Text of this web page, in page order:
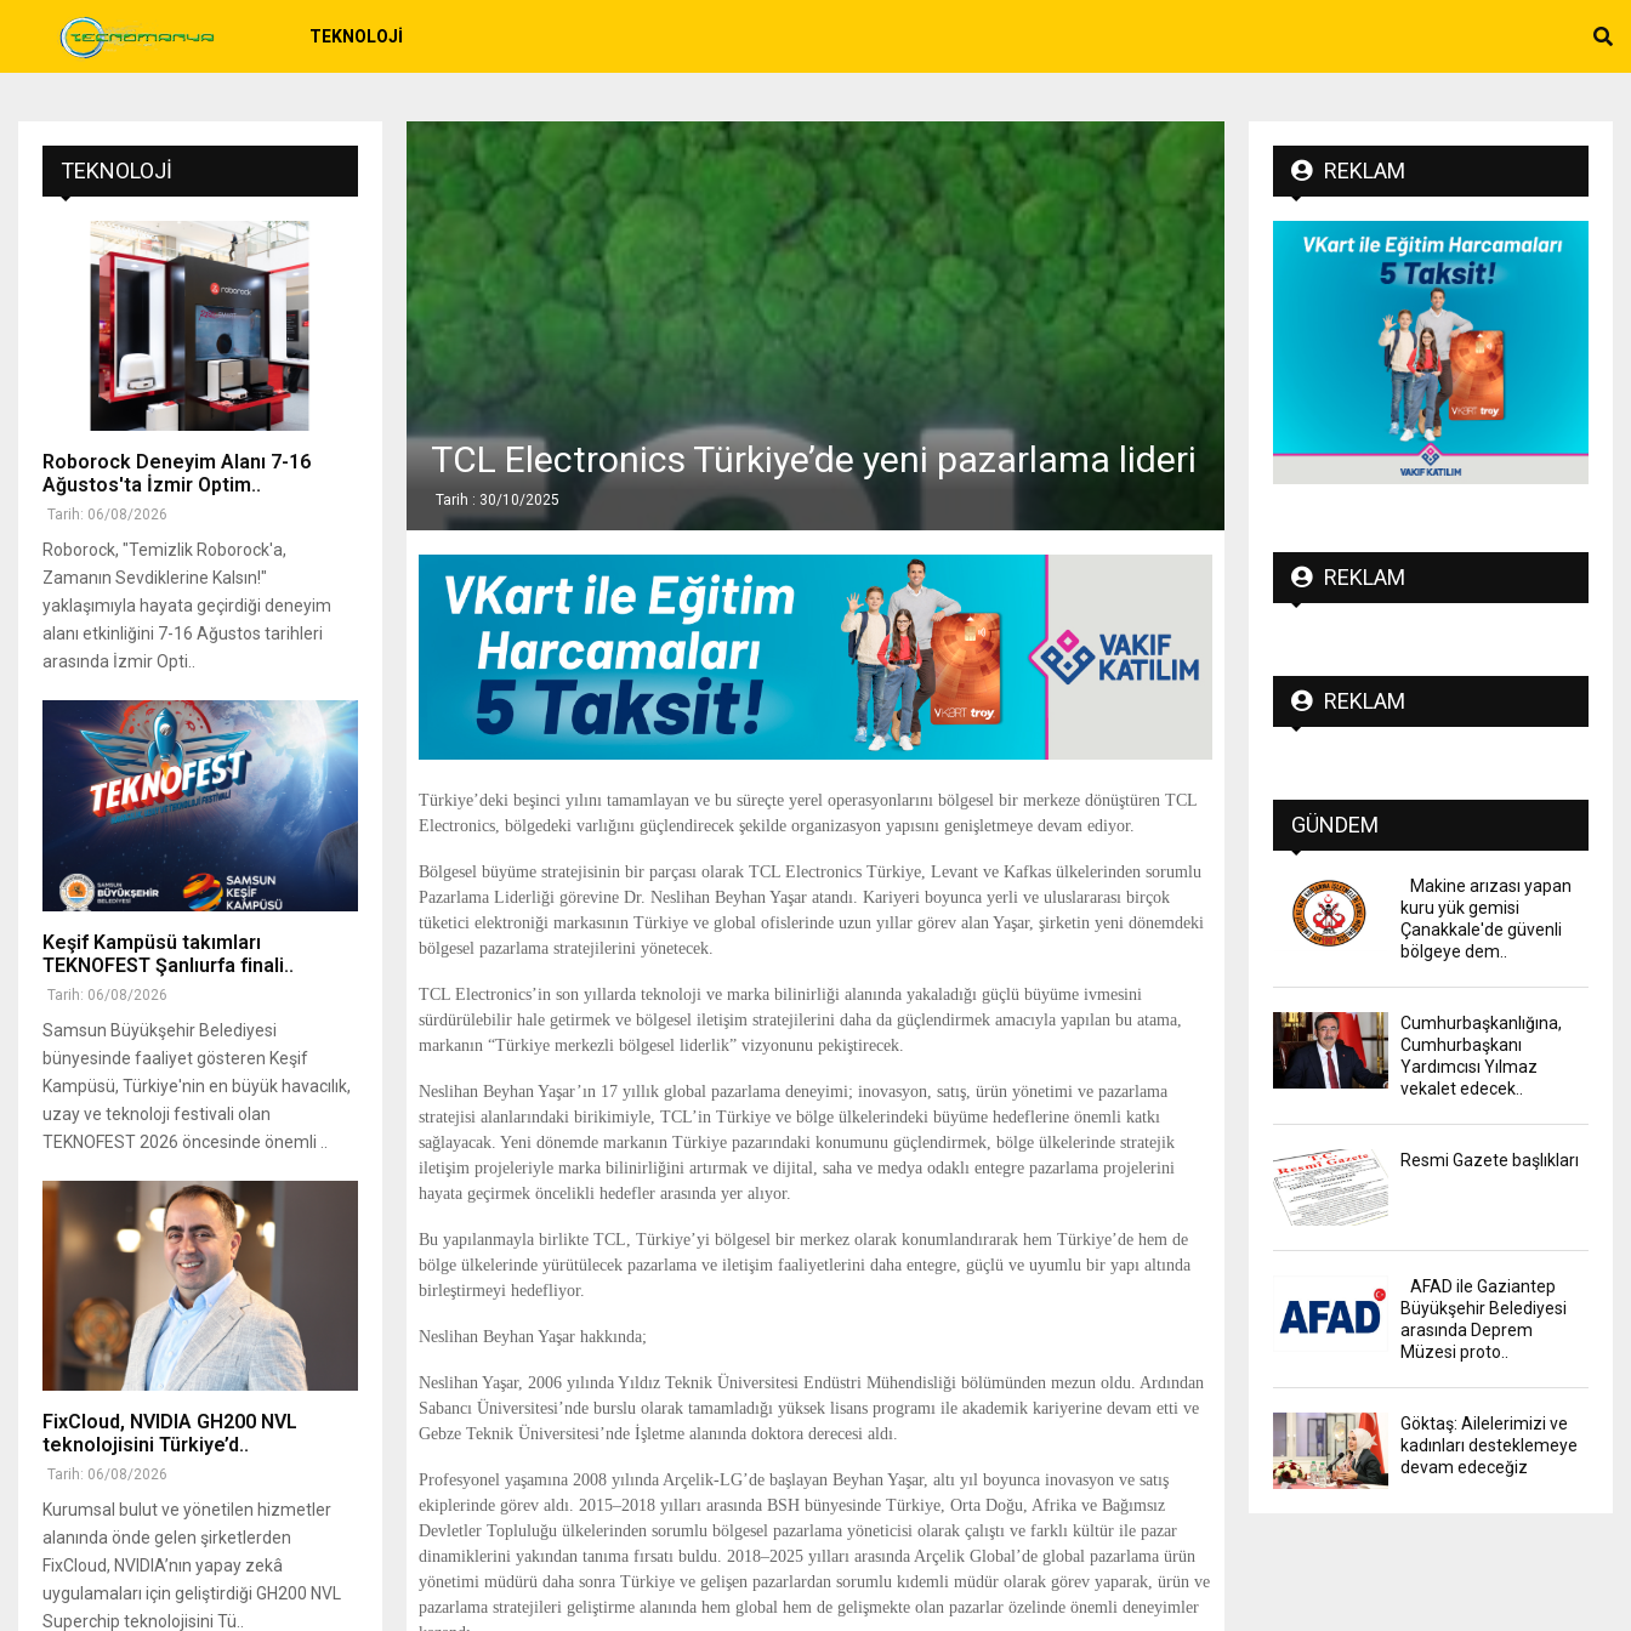
TEKNOLOJI
TCL Electronics Türkiye’de yeni pazarlama lideri
Tarih : 30/10/2025
Türkiye’deki beşinci yılını tamamlayan ve bu süreçte yerel operasyonlarını bölgesel bir merkeze dönüştüren TCL
Electronics, bölgedeki varlığını güçlendirecek şekilde organizasyon yapısını genişletmeye devam ediyor.
Bölgesel büyüme stratejisinin bir parçası olarak TCL Electronics Türkiye, Levant ve Kafkas ülkelerinden sorumlu
Pazarlama Liderliği görevine Dr. Neslihan Beyhan Yaşar atandı. Kariyeri boyunca yerli ve uluslararası birçok
tüketici elektroniği markasının Türkiye ve global ofislerinde uzun yıllar görev alan Yaşar, şirketin yeni dönemdeki
bölgesel pazarlama stratejilerini yönetecek.
TCL Electronics’in son yıllarda teknoloji ve marka bilinirliği alanında yakaladığı güçlü büyüme ivmesini
sürdürülebilir hale getirmek ve bölgesel iletişim stratejilerini daha da güçlendirmek amacıyla yapılan bu atama,
markanın “Türkiye merkezli bölgesel liderlik” vizyonunu pekiştirecek.
Neslihan Beyhan Yaşar’ın 17 yıllık global pazarlama deneyimi; inovasyon, satış, ürün yönetimi ve pazarlama
stratejisi alanlarındaki birikimiyle, TCL’in Türkiye ve bölge ülkelerindeki büyüme hedeflerine önemli katkı
sağlayacak. Yeni dönemde markanın Türkiye pazarındaki konumunu güçlendirmek, bölge ülkelerinde stratejik
iletişim projeleriyle marka bilinirliğini artırmak ve dijital, saha ve medya odaklı entegre pazarlama projelerini
hayata geçirmek öncelikli hedefler arasında yer alıyor.
Bu yapılanmayla birlikte TCL, Türkiye’yi bölgesel bir merkez olarak konumlandırarak hem Türkiye’de hem de
bölge ülkelerinde yürütülecek pazarlama ve iletişim faaliyetlerini daha entegre, güçlü ve uyumlu bir yapı altında
birleştirmeyi hedefliyor.
Neslihan Beyhan Yaşar hakkında;
Neslihan Yaşar, 2006 yılında Yıldız Teknik Üniversitesi Endüstri Mühendisliği bölümünden mezun oldu. Ardından
Sabancı Üniversitesi’nde burslu olarak tamamladığı yüksek lisans programı ile akademik kariyerine devam etti ve
Gebze Teknik Üniversitesi’nde İşletme alanında doktora derecesi aldı.
Profesyonel yaşamına 2008 yılında Arçelik-LG’de başlayan Beyhan Yaşar, altı yıl boyunca inovasyon ve satış
ekiplerinde görev aldı. 2015–2018 yılları arasında BSH bünyesinde Türkiye, Orta Doğu, Afrika ve Bağımsız
Devletler Topluluğu ülkelerinden sorumlu bölgesel pazarlama yöneticisi olarak çalıştı ve farklı kültür ile pazar
dinamiklerini yakından tanıma fırsatı buldu. 2018–2025 yılları arasında Arçelik Global’de global pazarlama ürün
yönetimi müdürü daha sonra Türkiye ve gelişen pazarlardan sorumlu kıdemli müdür olarak görev yaparak, ürün ve
pazarlama stratejileri geliştirme alanında hem global hem de gelişmekte olan pazarlar özelinde önemli deneyimler
TEKNOLOJI
Roborock Deneyim Alanı 7-16
Ağustos'ta İzmir Optim..
Tarih: 06/08/2026
Roborock, "Temizlik Roborock'a,
Zamanın Sevdiklerine Kalsın!"
yaklaşımıyla hayata geçirdiği deneyim
alanı etkinliğini 7-16 Ağustos tarihleri
arasında İzmir Opti..
Keşif Kampüsü takımları
TEKNOFEST Şanlıurfa finali..
Tarih: 06/08/2026
Samsun Büyükşehir Belediyesi
bünyesinde faaliyet gösteren Keşif
Kampüsü, Türkiye'nin en büyük havacılık,
uzay ve teknoloji festivali olan
TEKNOFEST 2026 öncesinde önemli ..
FixCloud, NVIDIA GH200 NVL
teknolojisini Türkiye’d..
Tarih: 06/08/2026
Kurumsal bulut ve yönetilen hizmetler
alanında önde gelen şirketlerden
FixCloud, NVIDIA’nın yapay zekâ
uygulamaları için geliştirdiği GH200 NVL
Superchip teknolojisini Tü..
REKLAM
REKLAM
REKLAM
GÜNDEM
Makine arızası yapan
kuru yük gemisi
Çanakkale'de güvenli
bölgeye dem..
Cumhurbaşkanlığına,
Cumhurbaşkanı
Yardımcısı Yılmaz
vekalet edecek..
Resmi Gazete başlıkları
AFAD ile Gaziantep
Büyükşehir Belediyesi
arasında Deprem
Müzesi proto..
Göktaş: Ailelerimizi ve
kadınları desteklemeye
devam edeceğiz